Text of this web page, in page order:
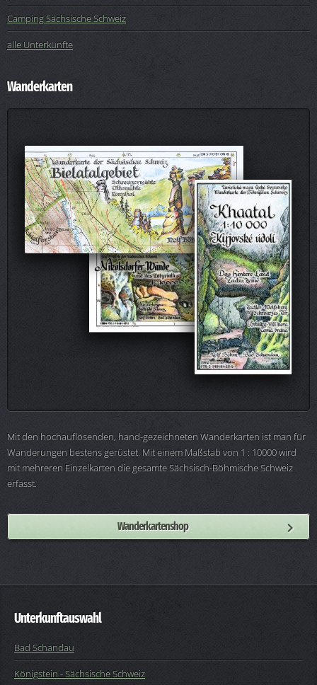
Camping Sächsische Schweiz
alle Unterkünfte
Wanderkarten
Mit den hochauflösenden, hand-gezeichneten Wanderkarten ist man für
Wanderungen bestens gerüstet. Mit einem Maßstab von 1 : 10000 wird
mit mehreren Einzelkarten die gesamte Sächsisch-Böhmische Schweiz
erfasst.
Wanderkartenshop
Unterkunftauswahl
Bad Schandau
Königstein - Sächsische Schweiz